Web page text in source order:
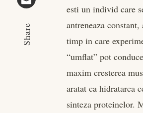
Share
esti un individ care
antreneaza
timp in care
“umflat” pot
maxim cresterea
aratat ca hidratarea
sinteza proteinelor.